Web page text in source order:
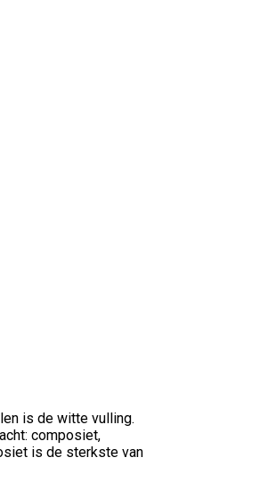
is de witte vulling.
composiet,
is de sterkste van